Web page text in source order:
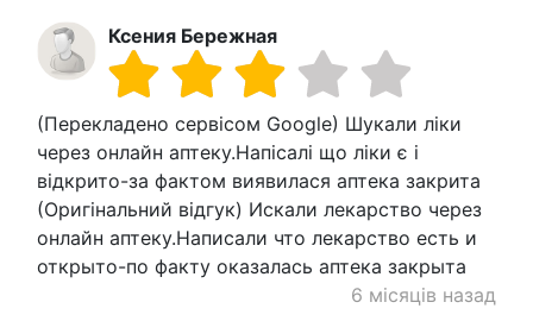
Ксения Бережная
(Перекладено сервісом Google) Шукали ліки
через онлайн аптеку.Напісалі що ліки є і
відкрито-за фактом виявилася аптека закрита
(Оригінальний відгук) Искали лекарство через
онлайн аптеку.Написали что лекарство есть и
открыто-по факту оказалась аптека закрыта
6 місяців назад